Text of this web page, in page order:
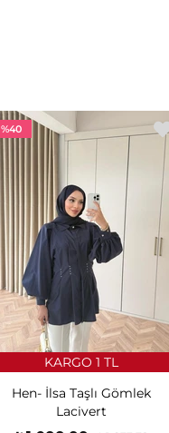
Hen- İlsa Taşlı Gömlek
Lacivert
KARGO 1 TL
%40